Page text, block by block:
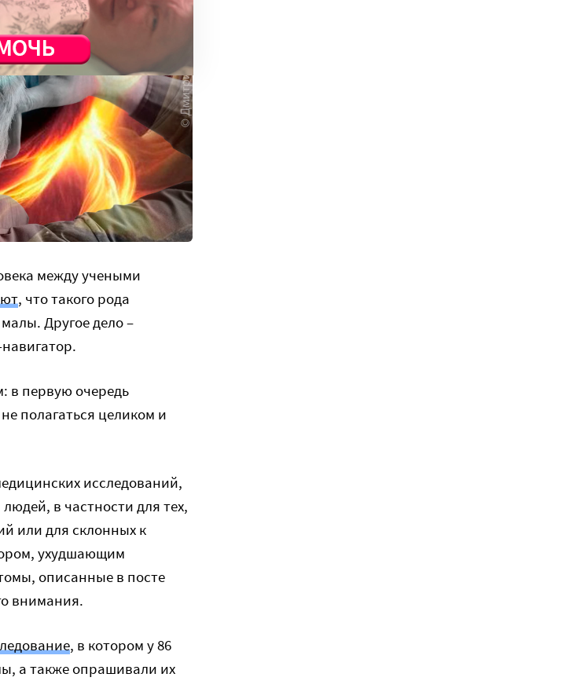
между учеными
, что такого рода
Другое дело –
в первую очередь
полагаться целиком и
исследований,
в частности для тех,
или для склонных к
ухудшающим
описанные в посте
внимания.
, в котором у 86
а также опрашивали их